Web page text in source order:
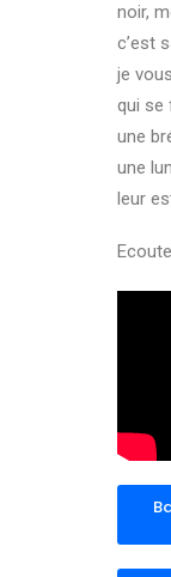
noir,
c’est
je
qui se
une
une
leur